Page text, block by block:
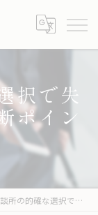
択で失
ポイン
選択で失敗しない現実的な判断ポイント徹底解説